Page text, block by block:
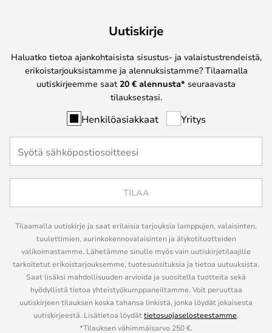
Uutiskirje
Haluatko tietoa ajankohtaisista sisustus- ja valaistustrendeistä,
erikoistarjouksistamme ja alennuksistamme? Tilaamalla
uutiskirjeemme saat 20 € alennusta* seuraavasta
tilauksestasi.
Henkilöasiakkaat Yritys
TILAA
Tilaamalla uutiskirje ja saat erilaisia tarjouksia lamppujen, valaisinten,
tuulettimien, aurinkokennovalaisinten ja älykotituotteiden
valikoimastamme. Lähetämme sinulle myös vain uutiskirjetilaajille
tarkoitetut erikoistarjouksemme, tuotesuosituksia ja tietoa uutuuksista.
Saat lisäksi mahdollisuuden arvioida ja suositella tuotteita sekä
hyödyllistä tietoa yhteistyökumppaneiltamme. Voit peruuttaa
uutiskirjeen tilauksen koska tahansa linkistä, jonka löydät jokaisesta
uutiskirjeestä. Lisätietoa löydättietosuojaselosteestamme.
*Tilauksen vähimmäisarvo 250 €.